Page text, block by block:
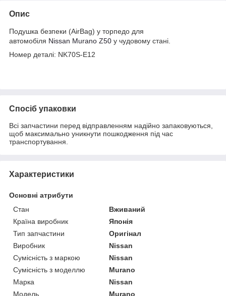
Опис
Подушка безпеки (AirBag) у торпедо для
автомобіля Nissan Murano Z50 у чудовому стані.
Номер деталі: NK70S-E12
Спосіб упаковки
Всі запчастини перед відправленням надійно запаковуються,
щоб максимально уникнути пошкодження під час
транспортування.
Характеристики
Основні атрибути
Стан
Вживаний
Країна виробник
Японія
Тип запчастини
Оригінал
Виробник
Nissan
Сумісність з маркою
Nissan
Сумісність з моделлю
Murano
Марка
Nissan
Модель
Murano